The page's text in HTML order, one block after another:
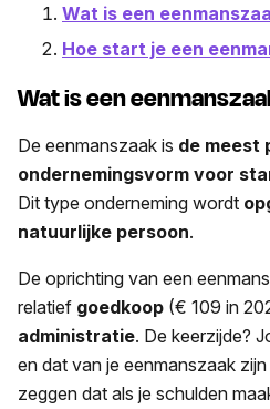
Wat is een
Hoe start je een
Wat is een
De eenmanszaak is de meest
ondernemingsvorm voor
Dit type onderneming wordt
natuurlijke persoon.
De oprichting van een
relatief goedkoop (€ 109 in
administratie. De keerzijde?
en dat van je eenmanszaak
zeggen dat als je schulden